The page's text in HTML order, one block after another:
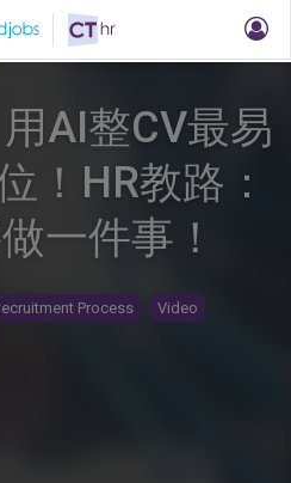
用AI整CV最易
！HR教路：
一件事！
Process Video